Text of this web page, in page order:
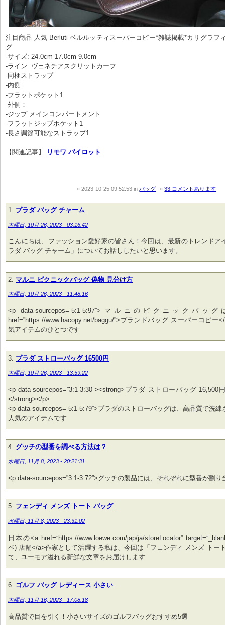
注目商品 人気 Berluti ベルルッティスーパーコピー*雑誌掲載*カリグラフ
グ
-サイズ: 24.0cm 17.0cm 9.0cm
-ライン: ヴェネチアスクリットカーフ
-同梱ストラップ
-内側:
‐フラットポケット1
-外側：
‐ジップ メインコンパートメント
‐フラットジップポケット1
‐長さ調節可能なストラップ1
【関連記事】: リモワ パイロット
2023-10-25 09:52:53inバッグ 33 コメントあります
プラダ バッグ チャーム
木曜日, 10月 26, 2023 - 03:16:42
こんにちは、ファッション愛好家の皆さん！今回は、最新のトレンドア
ラダ バッグ チャーム」についてお話ししたいと思います。
マルニ ピクニックバッグ 偽物 見分け方
木曜日, 10月 26, 2023 - 11:48:16
<p data-sourcepos=”5:1-5:97”>マルニのピクニックバッグ
href=”https://www.hacopy.net/baggu/”>ブランドバッグ スーパーコピー
気アイテムのひとつです
プラダ ストローバッグ 16500円
木曜日, 10月 26, 2023 - 13:59:22
<p data-sourcepos=”3:1-3:30”><strong>プラダ ストローバッグ 16,500
</strong></p>
<p data-sourcepos=”5:1-5:79”>プラダのストローバッグは、高品質で洗練
人気のアイテムです
グッチの型番を調べる方法は？
水曜日, 11月 8, 2023 - 20:21:31
<p data-sourcepos=”3:1-3:72”>グッチの製品には、それぞれに型番が割り
フェンディ メンズ トート バッグ
水曜日, 11月 8, 2023 - 23:31:02
日本の<a href=”https://www.loewe.com/jap/ja/storeLocator”
ベ) 店舗</a>作家として活躍する私は、今回は「フェンディ メンズ トー
て、ユーモア溢れる新鮮な文章をお届けします
ゴルフ バッグ レディース 小さい
木曜日, 11月 16, 2023 - 17:08:18
高品質で目を引く！小さいサイズのゴルフバッグおすすめ5選